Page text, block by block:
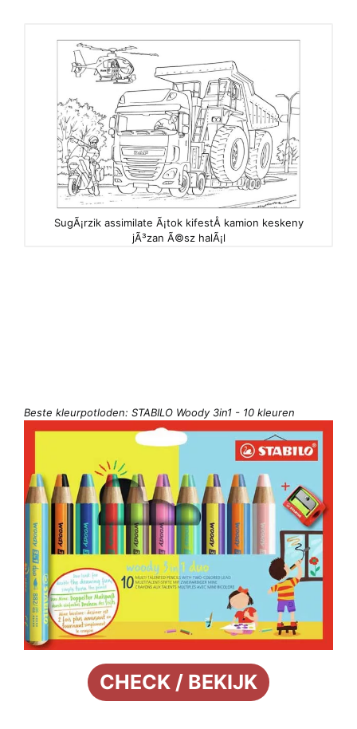
SugÃ¡rzik assimilate Ã¡tok kifestÅ kamion keskeny
jÃ³zan Ã©sz halÃ¡l
Beste kleurpotloden: STABILO Woody 3in1 - 10 kleuren
CHECK / BEKIJK